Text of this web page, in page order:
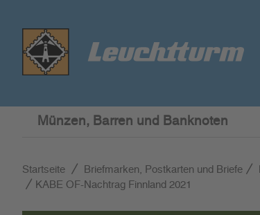
Münzen, Barren und Banknoten
Startseite Briefmarken, Postkarten und Briefe
KABE OF-Nachtrag Finnland 2021